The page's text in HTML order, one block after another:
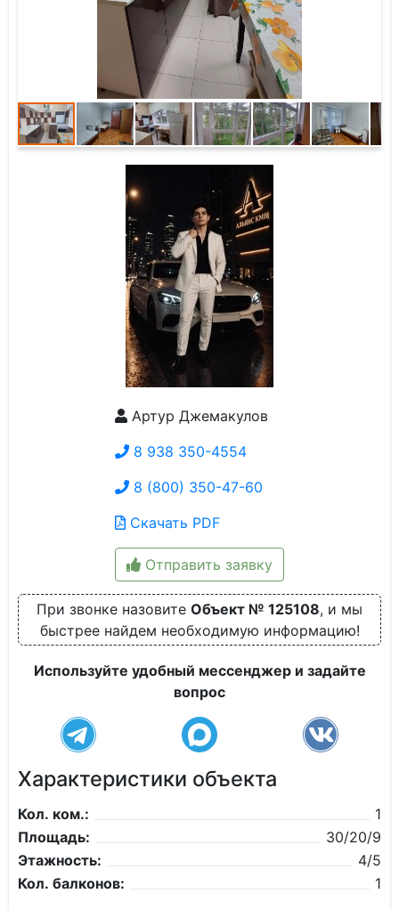
Артур Джемакулов
8 938 350-4554
8 (800) 350-47-60
Скачать PDF
Отправить заявку
При звонке назовите Объект № 125108, и мы
быстрее найдем необходимую информацию!
Используйте удобный мессенджер и задайте
вопрос
Характеристики объекта
Кол. ком.:
1
Площадь:
30/20/9
Этажность:
4/5
Кол. балконов:
1